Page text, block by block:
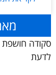
סקודה
לדעת